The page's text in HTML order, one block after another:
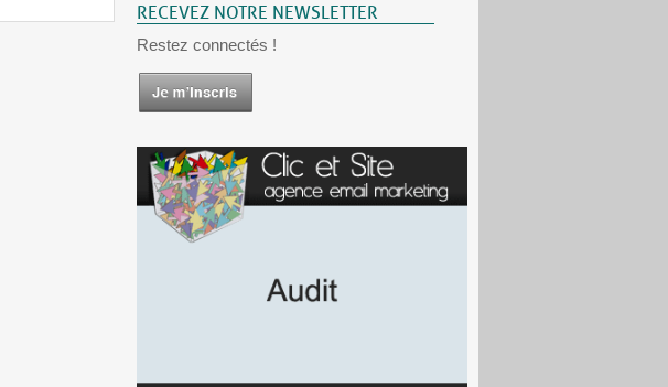
RECEVEZ NOTRE NEWSLETTER
Restez connectés !